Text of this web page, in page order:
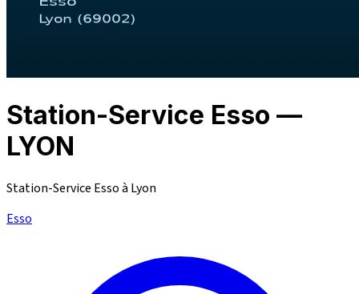
Station-Service Esso —
LYON
Station-Service Esso à Lyon
Esso